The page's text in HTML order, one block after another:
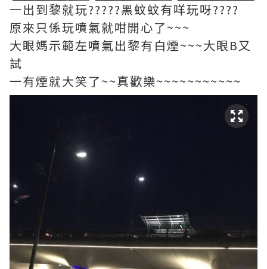
一出到黎就玩?????黑蚊蚊有咩玩呀????
原來只係玩噴氣就咁開心了~~~
大眼媽示範左噴氣出黎有白煙~~~大眼B又
試
一有煙就大笑了~~真歡樂~~~~~~~~~~~